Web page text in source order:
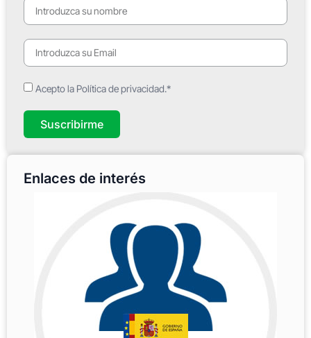
Acepto la Política de privacidad.*
Suscribirme
Enlaces de interés